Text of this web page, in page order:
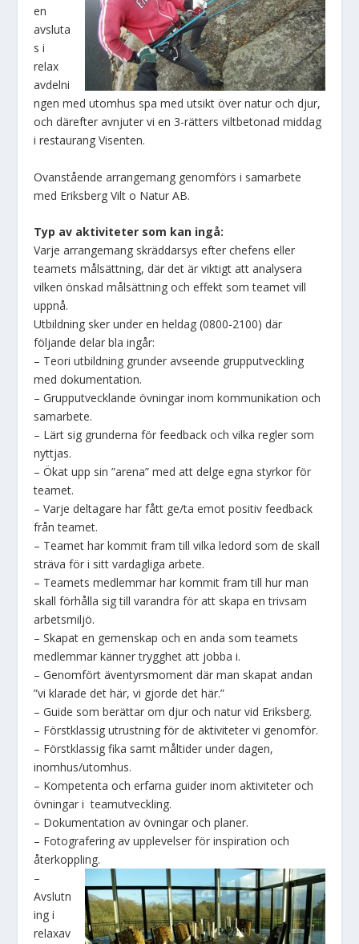
en
avsluta
s i
relax
avdelni
ngen med utomhus spa med utsikt över natur och djur,
och därefter avnjuter vi en 3-rätters viltbetonad middag
i restaurang Visenten.
Ovanstående arrangemang genomförs i samarbete
med Eriksberg Vilt o Natur AB.
Typ av aktiviteter som kan ingå:
Varje arrangemang skräddarsys efter chefens eller
teamets målsättning, där det är viktigt att analysera
vilken önskad målsättning och effekt som teamet vill
uppnå.
Utbildning sker under en heldag (0800-2100) där
följande delar bla ingår:
– Teori utbildning grunder avseende grupputveckling
med dokumentation.
– Grupputvecklande övningar inom kommunikation och
samarbete.
– Lärt sig grunderna för feedback och vilka regler som
nyttjas.
– Ökat upp sin ”arena” med att delge egna styrkor för
teamet.
– Varje deltagare har fått ge/ta emot positiv feedback
från teamet.
– Teamet har kommit fram till vilka ledord som de skall
sträva för i sitt vardagliga arbete.
– Teamets medlemmar har kommit fram till hur man
skall förhålla sig till varandra för att skapa en trivsam
arbetsmiljö.
– Skapat en gemenskap och en anda som teamets
medlemmar känner trygghet att jobba i.
– Genomfört äventyrsmoment där man skapat andan
”vi klarade det här, vi gjorde det här.”
– Guide som berättar om djur och natur vid Eriksberg.
– Förstklassig utrustning för de aktiviteter vi genomför.
– Förstklassig fika samt måltider under dagen,
inomhus/utomhus.
– Kompetenta och erfarna guider inom aktiviteter och
övningar i teamutveckling.
– Dokumentation av övningar och planer.
– Fotografering av upplevelser för inspiration och
återkoppling.
–
Avslutn
ing i
relaxav